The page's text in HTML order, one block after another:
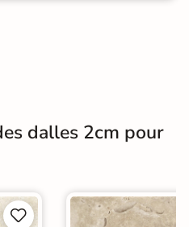
dalles 2cm pour

